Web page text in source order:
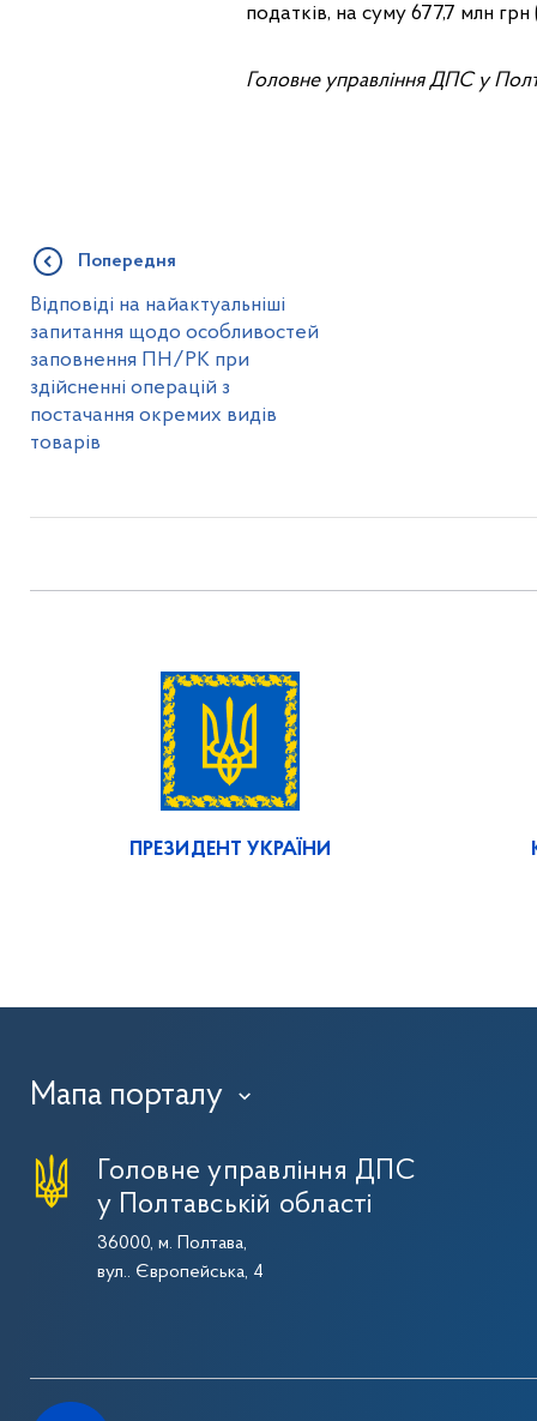
податків, на суму 677,7 млн
Головне управління ДПС у
Попередня
Відповіді на найактуальніші
запитання щодо особливостей
заповнення ПН/РК при
здійсненні операцій з
постачання окремих видів
товарів
ПРЕЗИДЕНТ УКРАЇНИ
Мапа порталу ›
Головне управління ДПС
у Полтавській області
36000, м. Полтава,
вул.. Європейська, 4